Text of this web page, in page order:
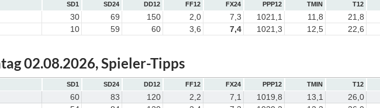
SD1 SD24 DD12 FF12 FX24 PPP12 TMIN T12
30 69 150 2,0 7,3 1021,1 11,8 21,8
10 59 60 3,6 7,4 1021,3 12,5 22,6
02.08.2026, Spieler-Tipps
SD1 SD24 DD12 FF12 FX24 PPP12 TMIN T12
60 83 120 2,2 7,1 1019,8 13,1 26,0